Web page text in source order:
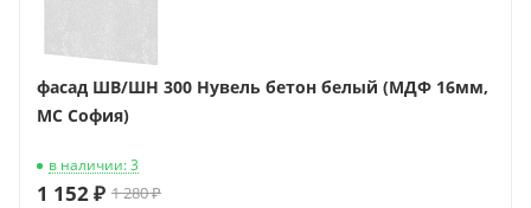
фасад ШВ/ШН 300 Нувель бетон белый (МДФ 16мм,
МС София)
в наличии: 3
1 152 ₽ 1 280 ₽